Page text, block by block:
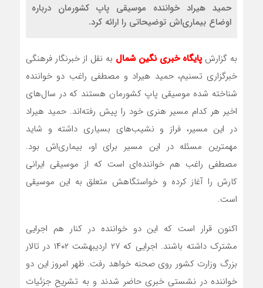
حمید هیراد خواننده موسیقی پاپ کشورمان درباره
اوضاع بیماری‌اش توضیحاتی را ارائه کرد.
به گزارشپایگاه خبری نگین شمال به نقل از خبرنگار فرهنگی
خبرگزاری تسنیم، حمید هیراد و مصطفی راغب دو خواننده
شناخته شده موسیقی پاپ کشورمان هستند که در سال‌های
اخیر هر کدام مسیر هنری خود را پیش رفته‌اند. حمید هیراد
در این مسیر، فراز و نشیب‌های بسیاری داشته و شاید
مهمترین مسئله در این مسیر برای او، بیماری‌اش بود.
مصطفی راغب هم خواننده‌ای است که از موسیقی ایرانی
کارش را آغاز کرده و خواستگاهش متعلق به این موسیقی
است.
اکنون قرار است که این دو خواننده در کنار هم اجرایی
مشترک داشته باشند. اجرایی که ۲۷ اردیبهشت ۱۴۰۲ در تالار
بزرگ وزارت کشور روی صحنه خواهد رفت. ظهر امروز این دو
خواننده در نشستی خبری حاضر شدند و به تشریحِ جزئیات